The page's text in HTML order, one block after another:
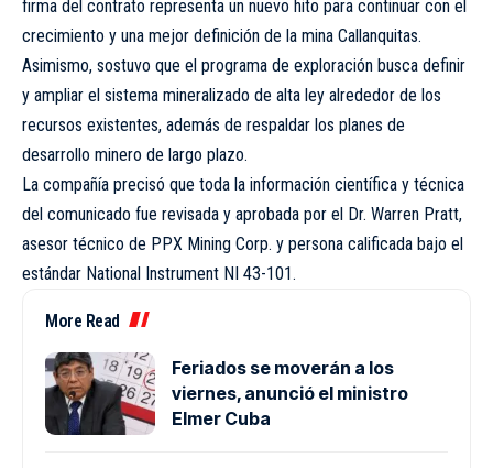
firma del contrato representa un nuevo hito para continuar con el
crecimiento y una mejor definición de la mina Callanquitas.
Asimismo, sostuvo que el programa de exploración busca definir
y ampliar el sistema mineralizado de alta ley alrededor de los
recursos existentes, además de respaldar los planes de
desarrollo minero de largo plazo.
La compañía precisó que toda la información científica y técnica
del comunicado fue revisada y aprobada por el Dr. Warren Pratt,
asesor técnico de PPX Mining Corp. y persona calificada bajo el
estándar National Instrument NI 43-101.
More Read
Feriados se moverán a los
viernes, anunció el ministro
Elmer Cuba